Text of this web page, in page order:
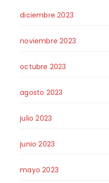
diciembre 2023
noviembre 2023
octubre 2023
agosto 2023
julio 2023
junio 2023
mayo 2023